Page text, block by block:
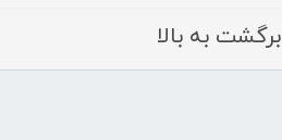
برگشت به بالا